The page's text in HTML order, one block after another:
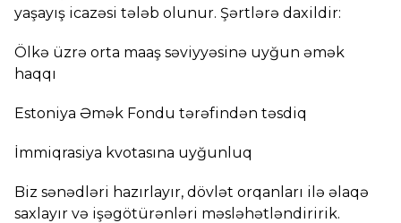
yaşayış icazəsi tələb olunur. Şərtlərə daxildir:
Ölkə üzrə orta maaş səviyyəsinə uyğun əmək
haqqı
Estoniya Əmək Fondu tərəfindən təsdiq
İmmiqrasiya kvotasına uyğunluq
Biz sənədləri hazırlayır, dövlət orqanları ilə əlaqə
saxlayır və işəgötürənləri məsləhətləndiririk.